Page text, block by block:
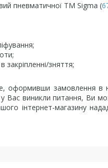
пневматичної ТМ Sigma (
закріпленні/зняття;
оформивши замовлення в
у Вас виникли питання,
інтернет-магазину